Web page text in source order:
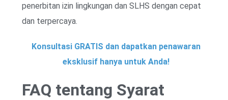
penerbitan izin lingkungan dan SLHS dengan cepat
dan terpercaya.
Konsultasi GRATIS dan dapatkan penawaran
eksklusif hanya untuk Anda!
FAQ tentang Syarat